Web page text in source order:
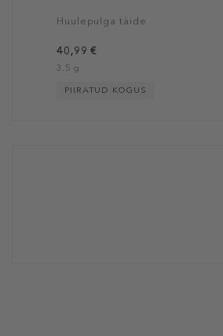
Huulepulga täide
40,99 €
3.5 g
PIIRATUD KOGUS